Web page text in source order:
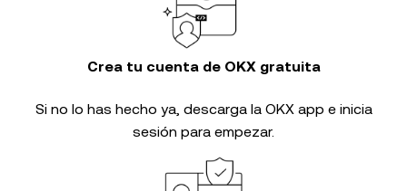
Crea tu cuenta de OKX gratuita
Si no lo has hecho ya, descarga la OKX app e inicia
sesión para empezar.